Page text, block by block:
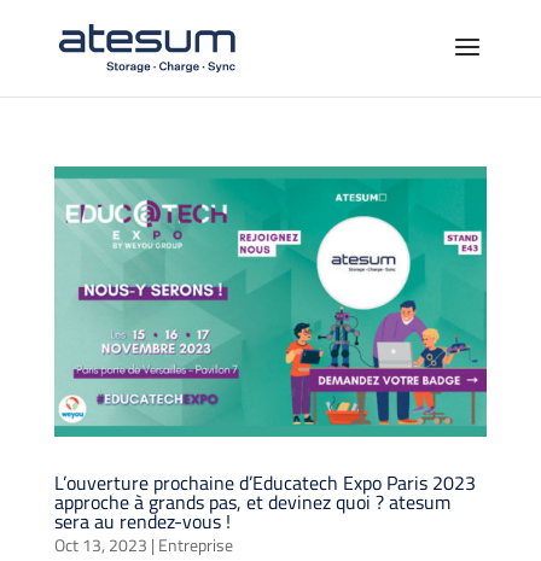
L’ouverture prochaine d’Educatech Expo Paris 2023
approche à grands pas, et devinez quoi ? atesum
sera au rendez-vous !
Oct 13, 2023 | Entreprise